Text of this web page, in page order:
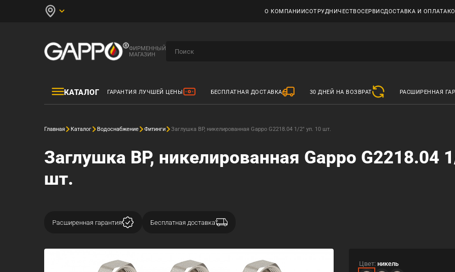
О КОМПАНИИСОТРУДНИЧЕСТВОСЕРВИСДОСТАВКА И ОПЛАТА
ФИРМЕННЫЙ
МАГАЗИН
КАТАЛОГ ГАРАНТИЯ ЛУЧШЕЙ ЦЕНЫ БЕСПЛАТНАЯ ДОСТАВКА 30 ДНЕЙ НА ВОЗВРАТ РАСШИРЕННАЯ
Главная Каталог Водоснабжение Фитинги Заглушка ВР, никелированная Gappo G2218.04 1/2" уп. 10 шт.
Заглушка ВР, никелированная Gappo G2218.04
шт.
Расширенная гарантия Бесплатная доставка
Цвет: никель